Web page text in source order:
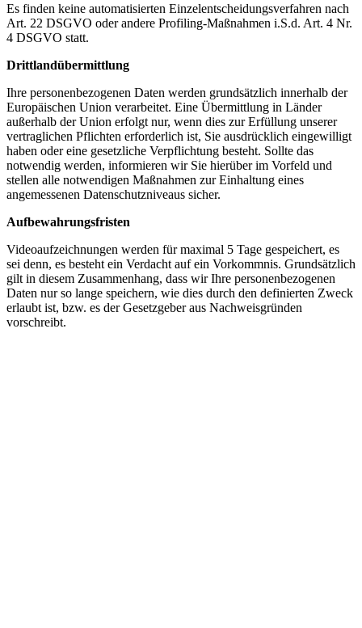
Es finden keine automatisierten Einzelentscheidungsverfahren nach
Art. 22 DSGVO oder andere Profiling-Maßnahmen i.S.d. Art. 4 Nr.
4 DSGVO statt.
Drittlandübermittlung
Ihre personenbezogenen Daten werden grundsätzlich innerhalb der
Europäischen Union verarbeitet. Eine Übermittlung in Länder
außerhalb der Union erfolgt nur, wenn dies zur Erfüllung unserer
vertraglichen Pflichten erforderlich ist, Sie ausdrücklich eingewilligt
haben oder eine gesetzliche Verpflichtung besteht. Sollte das
notwendig werden, informieren wir Sie hierüber im Vorfeld und
stellen alle notwendigen Maßnahmen zur Einhaltung eines
angemessenen Datenschutzniveaus sicher.
Aufbewahrungsfristen
Videoaufzeichnungen werden für maximal 5 Tage gespeichert, es
sei denn, es besteht ein Verdacht auf ein Vorkommnis. Grundsätzlich
gilt in diesem Zusammenhang, dass wir Ihre personenbezogenen
Daten nur so lange speichern, wie dies durch den definierten Zweck
erlaubt ist, bzw. es der Gesetzgeber aus Nachweisgründen
vorschreibt.